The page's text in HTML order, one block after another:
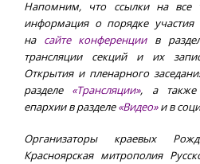
Напомним, что ссылки на все
информация о порядке
на сайте конференциив
трансляции секций и их
Открытия и пленарного
разделе «Трансляции», а также
епархии в разделе«Видео»и в
Организаторы краевых
Красноярская митрополия